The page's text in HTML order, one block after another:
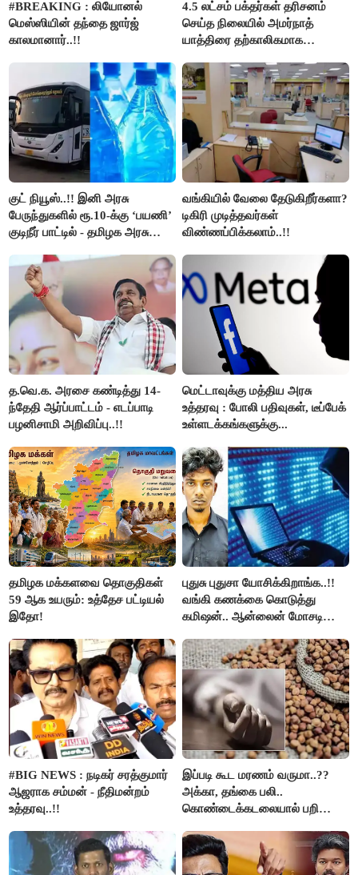
#BREAKING : லியோனல்
மெஸ்ஸியின் தந்தை ஜார்ஜ்
காலமானார்..!!
4.5 லட்சம் பக்தர்கள் தரிசனம்
செய்த நிலையில் அமர்நாத்
யாத்திரை தற்காலிகமாக
குட் நியூஸ்..!! இனி அரசு
பேருந்துகளில் ரூ.10-க்கு ‘பயணி’
குடிநீர் பாட்டில் - தமிழக அரசு
வங்கியில் வேலை தேடுகிறீர்களா?
டிகிரி முடித்தவர்கள்
விண்ணப்பிக்கலாம்..!!
த.வெ.க. அரசை கண்டித்து 14-
ந்தேதி ஆர்ப்பாட்டம் - எடப்பாடி
பழனிசாமி அறிவிப்பு..!!
மெட்டாவுக்கு மத்திய அரசு
உத்தரவு : போலி பதிவுகள், டீப்பேக்
உள்ளடக்கங்களுக்கு...
தமிழக மக்களவை தொகுதிகள்
59 ஆக உயரும்: உத்தேச பட்டியல்
இதோ!
புதுசு புதுசா யோசிக்கிறாங்க..!!
வங்கி கணக்கை கொடுத்து
கமிஷன்.. ஆன்லைன் மோசடி
கைது..!!
#BIG NEWS : நடிகர் சரத்குமார்
ஆஜராக சம்மன் - நீதிமன்றம்
உத்தரவு..!!
இப்படி கூட மரணம் வருமா..??
அக்கா, தங்கை பலி..
கொண்டைக்கடலையால் பறிபோன